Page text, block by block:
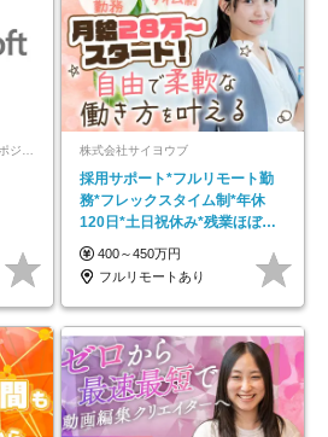
日本マイクロソフト株式会社【ポジションマッチ登録】 株式会社サイヨウブ
採用サポート*フルリモート勤
務*フレックスタイム制*年休
120日*土日祝休み*残業ほぼな
し*育児中社員8割以上
400～450万円
フルリモートあり